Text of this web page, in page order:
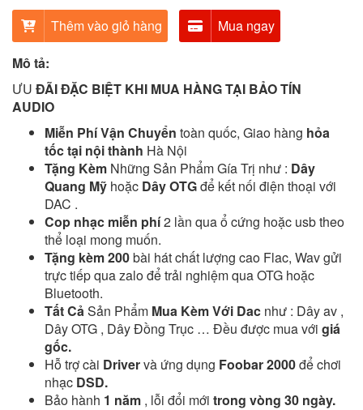
Thêm vào giỏ hàng
Mua ngay
Mô tả:
ƯU ĐÃI ĐẶC BIỆT KHI MUA HÀNG TẠI BẢO TÍN
AUDIO
Miễn Phí Vận Chuyển toàn quốc, Giao hàng hỏa
tốc tại nội thành Hà Nội
Tặng Kèm Những Sản Phẩm Gía Trị như : Dây
Quang Mỹ hoặc Dây OTGđể kết nối điện thoại với
DAC .
Cop nhạc miễn phí2 lần qua ổ cứng hoặc usb theo
thể loại mong muốn.
Tặng kèm 200bài hát chất lượng cao Flac, Wav gửi
trực tiếp qua zalo để trải nghiệm qua OTG hoặc
Bluetooth.
Tất CảSản Phẩm Mua Kèm Với Dac như : Dây av ,
Dây OTG , Dây Đồng Trục … Đều được mua với giá
gốc.
Hỗ trợ cài Drivervà ứng dụng Foobar 2000để chơi
nhạc DSD.
Bảo hành 1 năm , lỗi đổi mới trong vòng 30 ngày.